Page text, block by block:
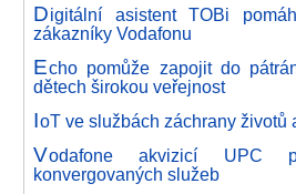
Digitální asistent TOBi
zákazníky Vodafonu
Echo pomůže zapojit do
dětech širokou veřejnost
IoT ve službách záchrany životů
Vodafone akvizicí UPC
konvergovaných služeb